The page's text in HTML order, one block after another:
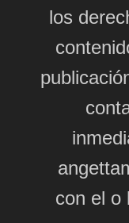
los
con el o